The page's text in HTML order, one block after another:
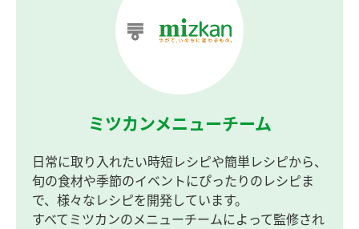
ミツカンメニューチーム
日常に取り入れたい時短レシピや簡単レシピから、
旬の食材や季節のイベントにぴったりのレシピま
で、様々なレシピを開発しています。
すべてミツカンのメニューチームによって監修され